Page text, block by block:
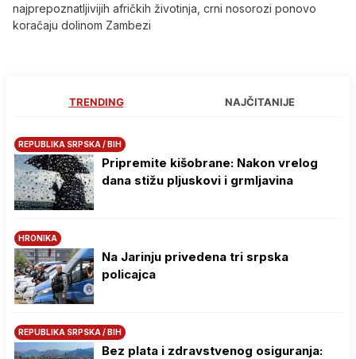
najprepoznatljivijih afričkih životinja, crni nosorozi ponovo
koračaju dolinom Zambezi
TRENDING NAJČITANIJE
REPUBLIKA SRPSKA / BIH
Pripremite kišobrane: Nakon vrelog
dana stižu pljuskovi i grmljavina
HRONIKA
Na Јarinju privedena tri srpska
policajca
REPUBLIKA SRPSKA / BIH
Bez plata i zdravstvenog osiguranja: